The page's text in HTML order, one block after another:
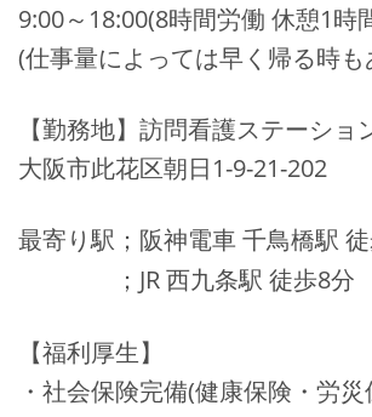
9:00～18:00(8時間労働 休憩1時
(仕事量によっては早く帰る時も
【勤務地】訪問看護ステーショ
大阪市此花区朝日1-9-21-202
最寄り駅；阪神電車 千鳥橋駅
；JR 西九条駅 徒歩8分
【福利厚生】
・社会保険完備(健康保険・労